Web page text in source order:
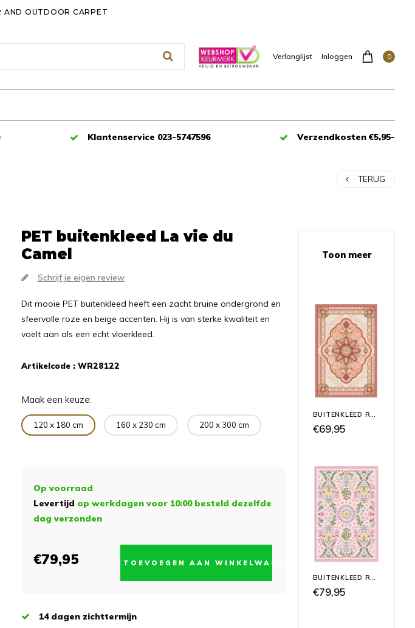
AND OUTDOOR CARPET
Verlanglijst Inloggen 0
Klantenservice 023-5747596 Verzendkosten €5,95-
TERUG
PET buitenkleed La vie du
Camel
Schrijf je eigen review
Dit mooie PET buitenkleed heeft een zacht bruine ondergrond en
sfeervolle roze en beige accenten. Hij is van sterke kwaliteit en
voelt aan als een echt vloerkleed.
Artikelcode :WR28122
Maak een keuze:
120 x 180 cm 160 x 230 cm 200 x 300 cm
Op voorraad
Levertijd op werkdagen voor 10:00 besteld dezelfde
dag verzonden
€79,95 TOEVOEGEN AAN WINKELWAGEN
14 dagen zichttermijn
Toon meer
BUITENKLEED ROZE/ TERRA 'WONDER'
€69,95
BUITENKLEED ROZE 'GARDEN'
€79,95